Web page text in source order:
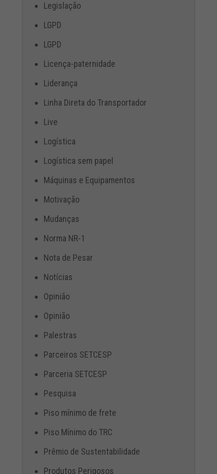
Legislação
LGPD
LGPD
Licença-paternidade
Liderança
Linha Direta do Transportador
Live
Logística
Logística sem papel
Máquinas e Equipamentos
Motivação
Mudanças
Norma NR-1
Nota de Pesar
Notícias
Opinião
Opinião
Palestras
Parceiros SETCESP
Parceria SETCESP
Pesquisa
Piso mínimo de frete
Piso Mínimo do TRC
Prêmio de Sustentabilidade
Produtos Perigosos